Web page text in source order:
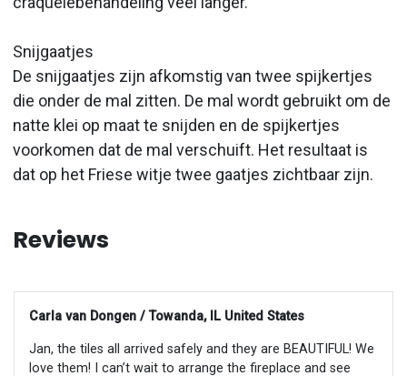
Snijgaatjes
De snijgaatjes zijn afkomstig van twee spijkertjes
die onder de mal zitten. De mal wordt gebruikt om de
natte klei op maat te snijden en de spijkertjes
voorkomen dat de mal verschuift. Het resultaat is
dat op het Friese witje twee gaatjes zichtbaar zijn.
Reviews
Carla van Dongen / Towanda, IL United States
Jan, the tiles all arrived safely and they are BEAUTIFUL! We
love them! I can’t wait to arrange the fireplace and see